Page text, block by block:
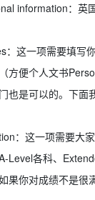
information：英
：这一项需要填写
方便个人文书
也是可以的。下面
：这一项需要大
Level各科、
果你对成绩不是很